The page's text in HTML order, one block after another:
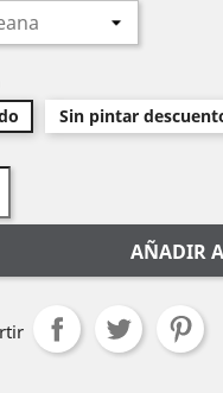
Sin pintar
AÑADIR